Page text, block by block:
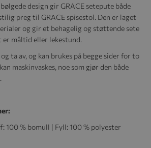
design gir GRACE setepute både
preg til GRACE spisestol. Den er laget
og gir et behagelig og støttende sete
måltid eller lekestund.
ta av, og kan brukes på begge sider for to
maskinvaskes, noe som gjør den både
100 % bomull | Fyll: 100 % polyester